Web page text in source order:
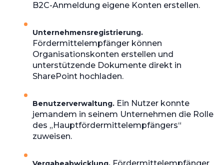
B2C-Anmeldung eigene Konten erstellen.
Unternehmensregistrierung.
Fördermittelempfänger können
Organisationskonten erstellen und
unterstützende Dokumente direkt in
SharePoint hochladen.
Benutzerverwaltung. Ein Nutzer konnte
jemandem in seinem Unternehmen die Rolle
des „Hauptfördermittelempfängers“
zuweisen.